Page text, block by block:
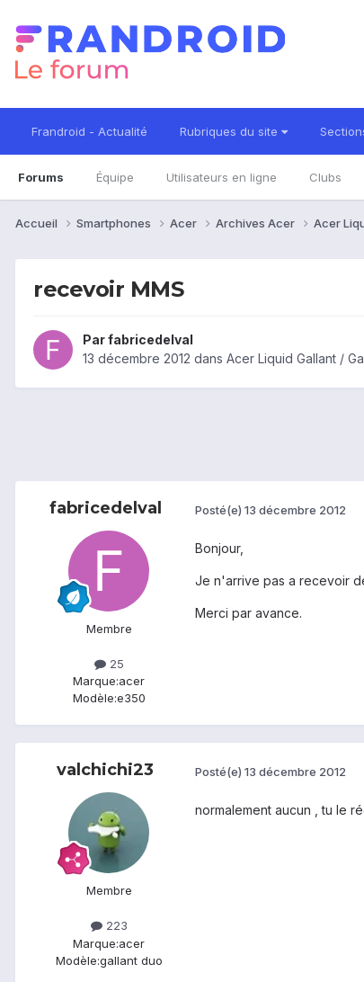
Frandroid - Actualité Rubriques du site
Forums Équipe Utilisateurs en ligne Clubs
Accueil Smartphones Acer Archives Acer Acer
recevoir MMS
Parfabricedelval
13 décembre 2012 dans Acer Liquid Gallant /
fabricedelval
Membre
25
Marque:acer
Modèle:e350
Posté(e) 13 décembre 2012
Bonjour,
Je n'arrive pas a recevoir
Merci par avance.
valchichi23
Membre
223
Marque:acer
Modèle:gallant duo
Posté(e) 13 décembre 2012
normalement aucun , tu le